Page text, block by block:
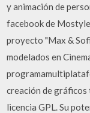
y animación de
facebook de
proyecto "Max &
modelados en
creación de
licencia GPL. Su